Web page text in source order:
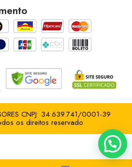
CNPJ: 34.639.741/0001-39
os direitos reservado